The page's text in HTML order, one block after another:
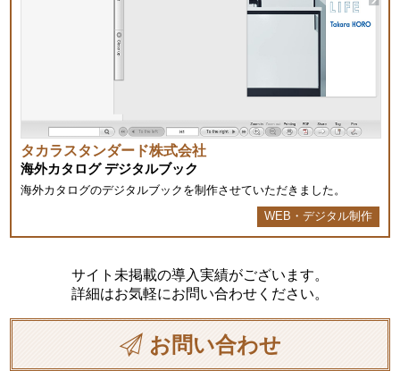
タカラスタンダード株式会社
海外カタログ デジタルブック
海外カタログのデジタルブックを制作させていただきました。
WEB・デジタル制作
サイト未掲載の導入実績がございます。
詳細はお気軽にお問い合わせください。
お問い合わせ